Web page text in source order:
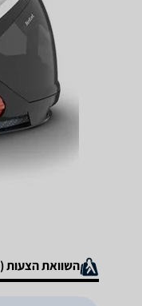
השוואת הצעות (30)